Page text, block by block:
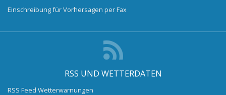
Einschreibung für Vorhersagen per Fax
RSS UND WETTERDATEN
RSS Feed Wetterwarnungen